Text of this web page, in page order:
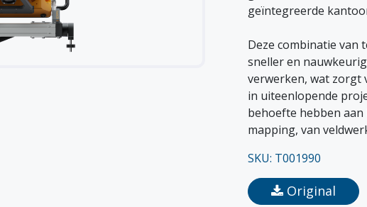
geïntegreerde
Deze combinatie van
sneller en
verwerken, wat zorgt
in uiteenlopende
behoefte hebben
mapping, van
SKU: T001990
Original